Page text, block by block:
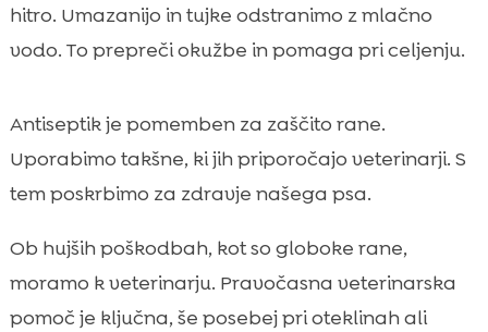
hitro. Umazanijo in tujke odstranimo z mlačno
vodo. To prepreči okužbe in pomaga pri celjenju.
Antiseptik je pomemben za zaščito rane.
Uporabimo takšne, ki jih priporočajo veterinarji. S
tem poskrbimo za zdravje našega psa.
Ob hujših poškodbah, kot so globoke rane,
moramo k veterinarju. Pravočasna veterinarska
pomoč je ključna, še posebej pri oteklinah ali